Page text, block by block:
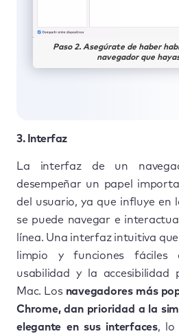
Paso 2. Asegúrate de haber
navegador que
3. Interfaz
La interfaz de un
desempeñar un papel
del usuario, ya que influye en
se puede navegar e
línea. Una interfaz intuitiva
limpio y funciones
usabilidad y la accesibilidad
Mac. Los navegadores más
Chrome, dan prioridad a la
elegante en sus interfaces, lo